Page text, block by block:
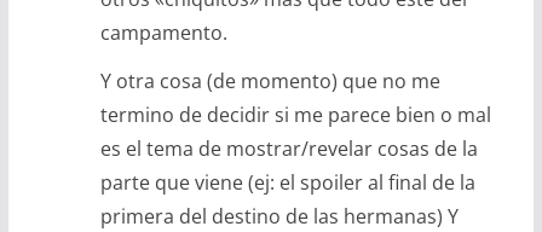
campamento.
Y otra cosa (de momento) que no me
termino de decidir si me parece bien o mal
es el tema de mostrar/revelar cosas de la
parte que viene (ej: el spoiler al final de la
primera del destino de las hermanas) Y